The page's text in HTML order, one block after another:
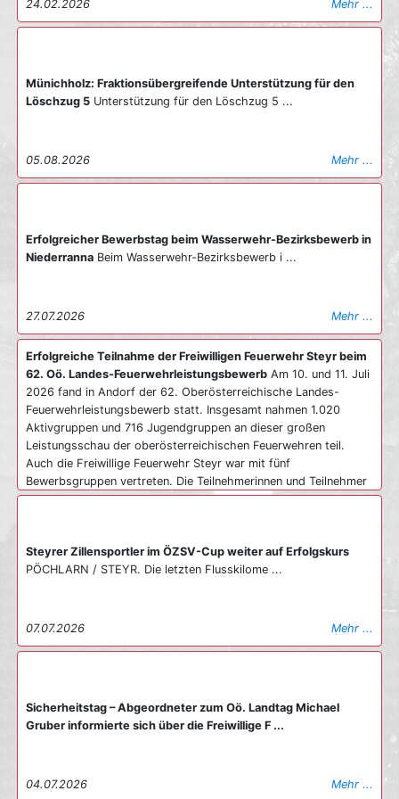
24.02.2026 Mehr ...
Münichholz: Fraktionsübergreifende Unterstützung für den
Löschzug 5 Unterstützung für den Löschzug 5 ...
05.08.2026 Mehr ...
Erfolgreicher Bewerbstag beim Wasserwehr-Bezirksbewerb in
Niederranna Beim Wasserwehr-Bezirksbewerb i ...
27.07.2026 Mehr ...
Erfolgreiche Teilnahme der Freiwilligen Feuerwehr Steyr beim
62. Oö. Landes-Feuerwehrleistungsbewerb Am 10. und 11. Juli
2026 fand in Andorf der 62. Oberösterreichische Landes-
Feuerwehrleistungsbewerb statt. Insgesamt nahmen 1.020
Aktivgruppen und 716 Jugendgruppen an dieser großen
Leistungsschau der oberösterreichischen Feuerwehren teil.
Auch die Freiwillige Feuerwehr Steyr war mit fünf
Bewerbsgruppen vertreten. Die Teilnehmerinnen und Teilnehmer
kamen aus verschiedenen Löschzügen und stellten ihr Können
Feuerwehrmitglieder erreichten insgesamt zwölf Feuerwehr-
Leistungsabzeichen in Bronze und fünf Leistungsabzeichen in
hervorragenden 3. Platz. Die vielen Trainings hatten noch einen
Freiwillige Feuerwehr Steyr gratuliert allen Teilnehmerinnen und
Teilnehmern herzlich zu den erworbenen Leistungsabzeichen
diesjährigen Bewerbssaison und war für alle Beteiligten ein
Steyrer Zillensportler im ÖZSV-Cup weiter auf Erfolgskurs
PÖCHLARN / STEYR. Die letzten Flusskilome ...
07.07.2026 Mehr ...
Sicherheitstag – Abgeordneter zum Oö. Landtag Michael
Gruber informierte sich über die Freiwillige F ...
04.07.2026 Mehr ...